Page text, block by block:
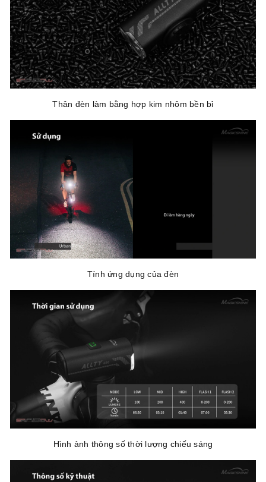
Thân đèn làm bằng hợp kim nhôm bền bỉ
Tính ứng dụng của đèn
Hình ảnh thông số thời lượng chiếu sáng